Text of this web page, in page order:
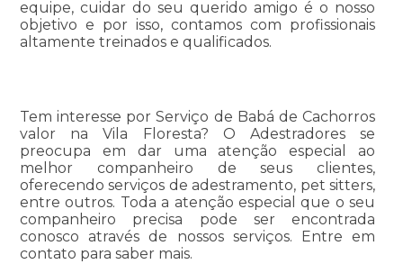
equipe, cuidar do seu querido amigo é o nosso
objetivo e por isso, contamos com profissionais
altamente treinados e qualificados.
Tem interesse por Serviço de Babá de Cachorros
valor na Vila Floresta? O Adestradores se
preocupa em dar uma atenção especial ao
melhor companheiro de seus clientes,
oferecendo serviços de adestramento, pet sitters,
entre outros. Toda a atenção especial que o seu
companheiro precisa pode ser encontrada
conosco através de nossos serviços. Entre em
contato para saber mais.